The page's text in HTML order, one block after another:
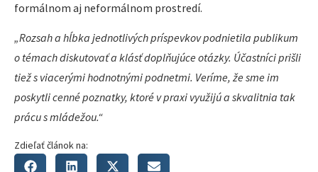
formálnom aj neformálnom prostredí.
„Rozsah a hĺbka jednotlivých príspevkov podnietila publikum
o témach diskutovať a klásť doplňujúce otázky. Účastníci prišli
tiež s viacerými hodnotnými podnetmi. Veríme, že sme im
poskytli cenné poznatky, ktoré v praxi využijú a skvalitnia tak
prácu s mládežou.“
Zdieľať článok na: